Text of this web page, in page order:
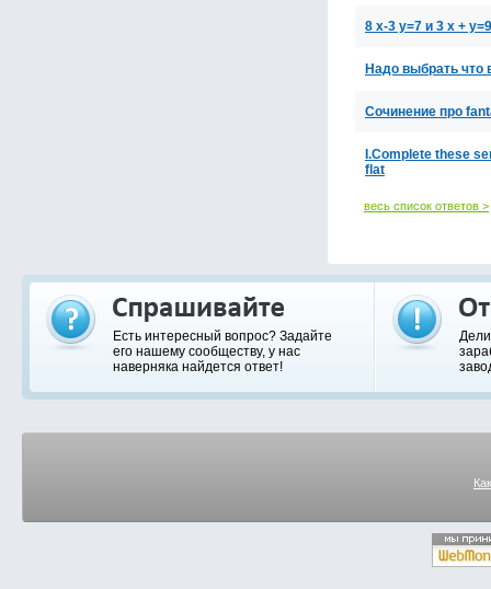
8 х-3 у=7 и 3 х +
Надо выбрать что
Сочинение про
I.Complete these
flat
весь список ответов >
Есть интересный вопрос? Задайте
его нашему сообществу, у нас
наверняка найдется ответ!